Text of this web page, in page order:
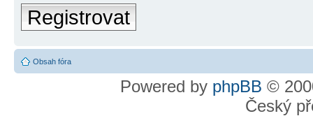
Registrovat
Obsah fóra
Powered by phpBB ©
Český